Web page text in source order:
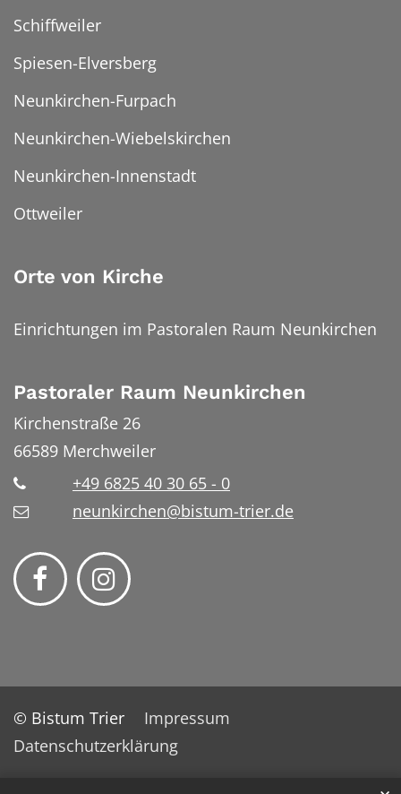
Schiffweiler
Spiesen-Elversberg
Neunkirchen-Furpach
Neunkirchen-Wiebelskirchen
Neunkirchen-Innenstadt
Ottweiler
Orte von Kirche
Einrichtungen im Pastoralen Raum Neunkirchen
Pastoraler Raum Neunkirchen
Kirchenstraße 26
66589 Merchweiler
+49 6825 40 30 65 - 0
neunkirchen@bistum-trier.de
© Bistum Trier
Impressum
Datenschutzerklärung